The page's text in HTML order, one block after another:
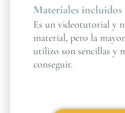
Materiales incluidos
Es un videotutorial y
material, pero la
utilizo son sencillas y
conseguir.